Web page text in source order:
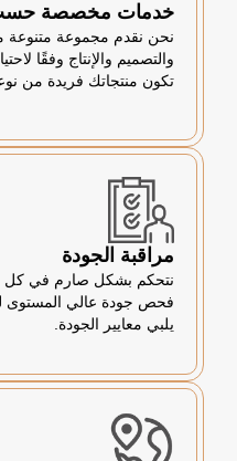
خدمات مخصصة
نحن نقدم مجموعة
والتصميم والإنتاج وفقًا
تكون منتجاتك فريدة من
مراقبة الجودة
نتحكم بشكل صارم في كل
فحص جودة عالي المستوى
يلبي معايير الجودة.